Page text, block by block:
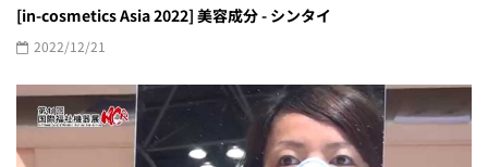
[in-cosmetics Asia 2022] 美容成分 - シンタイ
2022/12/21